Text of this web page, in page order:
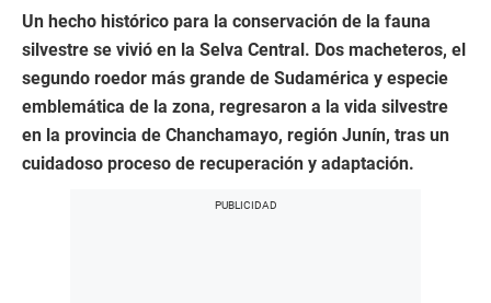
Un hecho histórico para la conservación de la fauna
silvestre se vivió en la Selva Central. Dos macheteros, el
segundo roedor más grande de Sudamérica y especie
emblemática de la zona, regresaron a la vida silvestre
en la provincia de Chanchamayo, región Junín, tras un
cuidadoso proceso de recuperación y adaptación.